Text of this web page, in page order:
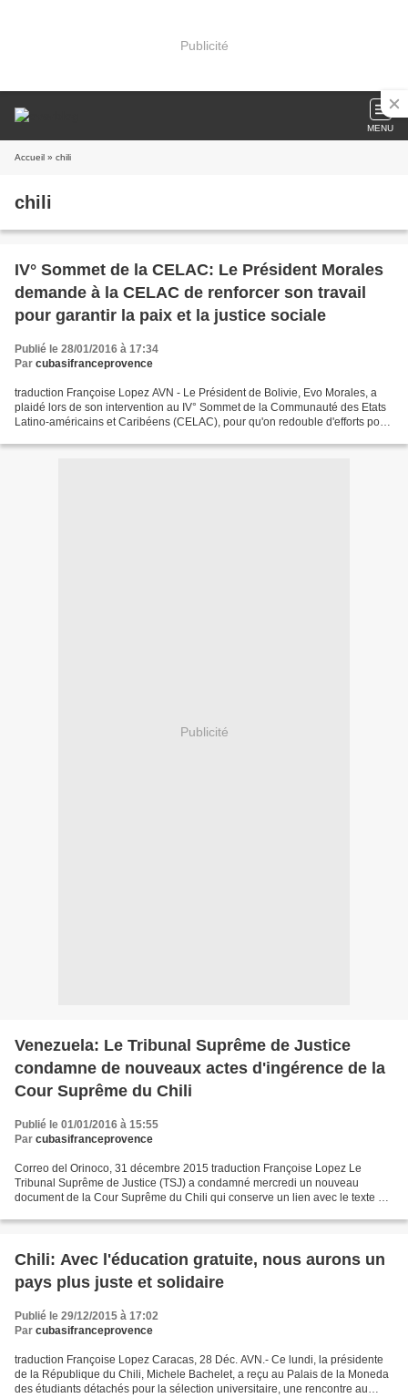
Publicité
MENU
Accueil » chili
chili
IV° Sommet de la CELAC: Le Président Morales
demande à la CELAC de renforcer son travail
pour garantir la paix et la justice sociale
Publié le 28/01/2016 à 17:34
Par cubasifranceprovence
traduction Françoise Lopez AVN - Le Président de Bolivie, Evo Morales, a
plaidé lors de son intervention au IV° Sommet de la Communauté des Etats
Latino-américains et Caribéens (CELAC), pour qu'on redouble d'efforts pour
Publicité
Venezuela: Le Tribunal Suprême de Justice
condamne de nouveaux actes d'ingérence de la
Cour Suprême du Chili
Publié le 01/01/2016 à 15:55
Par cubasifranceprovence
Correo del Orinoco, 31 décembre 2015 traduction Françoise Lopez Le
Tribunal Suprême de Justice (TSJ) a condamné mercredi un nouveau
document de la Cour Suprême du Chili qui conserve un lien avec le texte du
Chili: Avec l'éducation gratuite, nous aurons un
pays plus juste et solidaire
Publié le 29/12/2015 à 17:02
Par cubasifranceprovence
traduction Françoise Lopez Caracas, 28 Déc. AVN.- Ce lundi, la présidente
de la République du Chili, Michele Bachelet, a reçu au Palais de la Moneda
des étudiants détachés pour la sélection universitaire, une rencontre au